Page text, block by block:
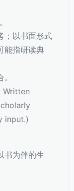
；以书面形式
能指研读典
Written
input.)
书为伴的生